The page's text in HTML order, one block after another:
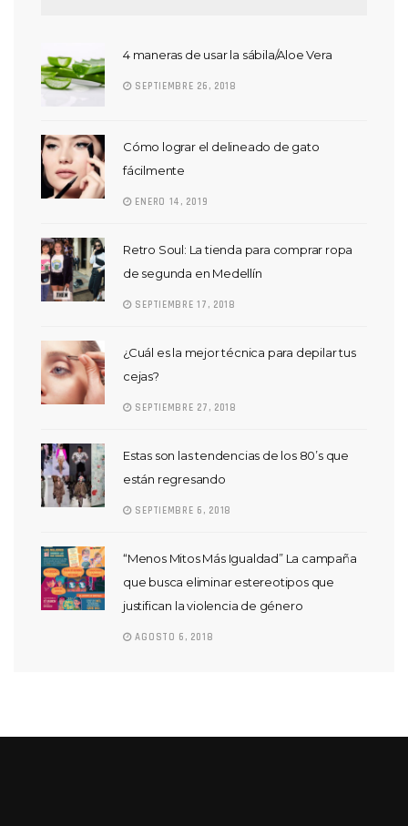
4 maneras de usar la sábila/Aloe Vera
SEPTIEMBRE 26, 2018
Cómo lograr el delineado de gato
fácilmente
ENERO 14, 2019
Retro Soul: La tienda para comprar ropa
de segunda en Medellín
SEPTIEMBRE 17, 2018
¿Cuál es la mejor técnica para depilar tus
cejas?
SEPTIEMBRE 27, 2018
Estas son las tendencias de los 80’s que
están regresando
SEPTIEMBRE 6, 2018
“Menos Mitos Más Igualdad” La campaña
que busca eliminar estereotipos que
justifican la violencia de género
AGOSTO 6, 2018